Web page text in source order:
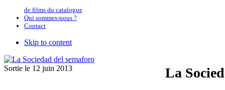
de films du catalogue
Qui sommes-nous ?
Contact
Skip to content
Sortie le 12 juin 2013 La